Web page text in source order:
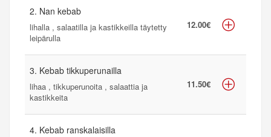
2. Nan kebab
lihalla , salaatilla ja kastikkeilla täytetty
leipärulla
12.00€
3. Kebab tikkuperunailla
lihaa , tikkuperunoita , salaattia ja
kastikkeita
11.50€
4. Kebab ranskalaisilla